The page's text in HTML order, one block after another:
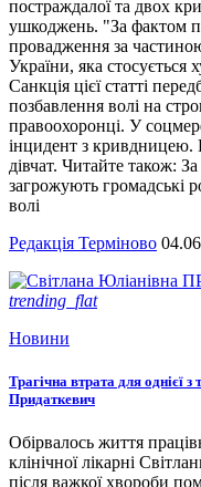
постраждалої та двох
ушкоджень. "За фактом
провадження за
України, яка стосується
Санкція цієї статті
позбавлення волі на
правоохоронці. У
інцидент з кривдницею.
дівчат. Читайте також:
загрожують громадські
волі
Редакція Терміново
trending_flat
Новини
Трагічна втрата для однієї
Придаткевич
Обірвалось життя
клінічної лікарні
після важкої хвороби